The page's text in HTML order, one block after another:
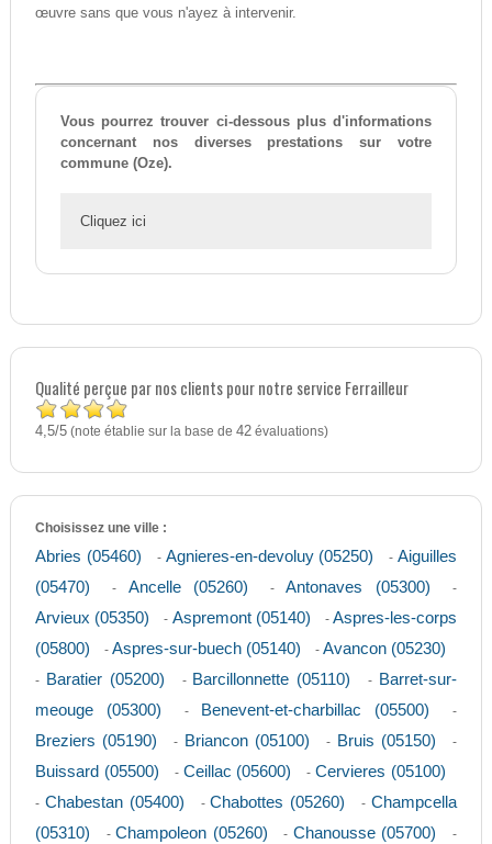
œuvre sans que vous n'ayez à intervenir.
Vous pourrez trouver ci-dessous plus d'informations
concernant nos diverses prestations sur votre
commune (Oze).
Cliquez ici
Qualité perçue par nos clients pour notre service Ferrailleur
4,5/5(note établie sur la base de 42évaluations)
Choisissez une ville :
Abries (05460) - Agnieres-en-devoluy (05250) -Aiguilles
(05470)
- Ancelle (05260) -Antonaves (05300) -
Arvieux (05350) - Aspremont (05140) -Aspres-les-corps
(05800)
- Aspres-sur-buech (05140) -Avancon (05230)
- Baratier (05200) - Barcillonnette (05110) - Barret-sur-
meouge (05300)
- Benevent-et-charbillac (05500) -
Breziers (05190) - Briancon (05100) - Bruis (05150) -
Buissard (05500) - Ceillac (05600) -Cervieres (05100)
- Chabestan (05400) -Chabottes (05260) -Champcella
(05310)
-Champoleon (05260) - Chanousse (05700) -